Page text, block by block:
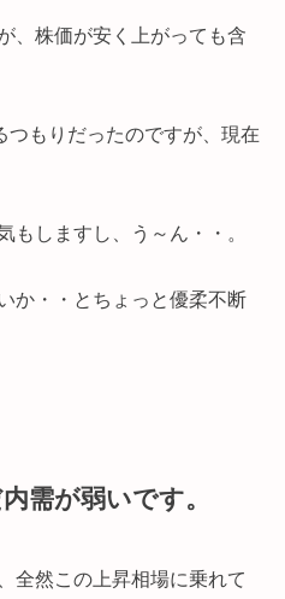
、株価が安く上がっても含
つもりだったのですが、現在
もしますし、う～ん・・。
か・・とちょっと優柔不断
需が弱いです。
全然この上昇相場に乗れて